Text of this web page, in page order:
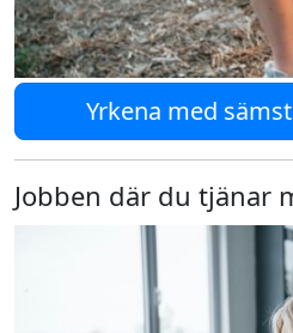
Yrkena med
Jobben där du tjänar